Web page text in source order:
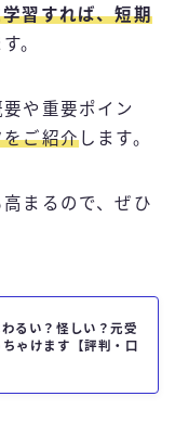
習すれば、短期
。
や重要ポイン
をご紹介します。
まるので、ぜひ
るい？怪しい？元受
ゃけます【評判・口